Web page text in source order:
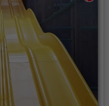
Auf den
wird es weder dem
Gästen so schnell